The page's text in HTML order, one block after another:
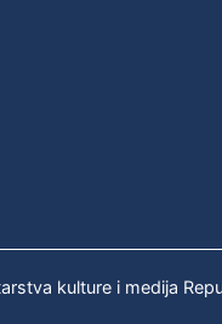
kulture i medija